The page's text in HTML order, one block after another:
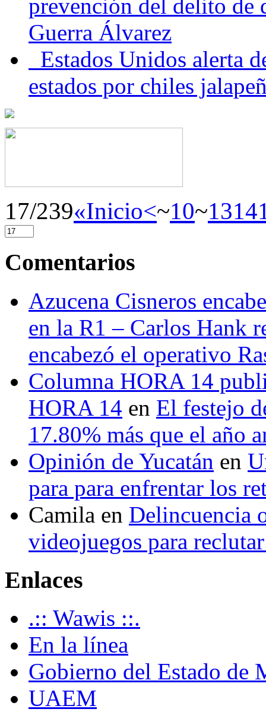
prevención del delito de
Guerra Álvarez
Estados Unidos alerta
estados por chiles
17/239«Inicio<~10~1314
Comentarios
Azucena Cisneros
en la R1 – Carlos Hank
encabezó el operativo
Columna HORA 14
HORA 14 en El festejo
17.80% más que el año
Opinión de Yucatán en
para para enfrentar los
Camila en Delincuencia
videojuegos para
Enlaces
.:: Wawis ::.
En la línea
Gobierno del Estado de
UAEM